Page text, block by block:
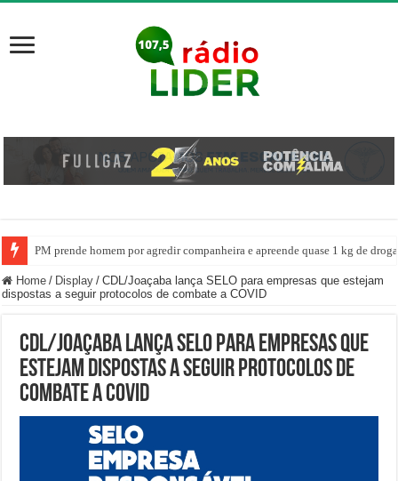
PM prende homem por agredir companheira e apreende quase 1 kg de
Mesa diretora da câmara de vereadores de Erval Velho, apresenta projeto
Home / Display / CDL/Joaçaba lança SELO para empresas que estejam
dispostas a seguir protocolos de combate a COVID
CDL/Joaçaba lança SELO para empresas que
estejam dispostas a seguir protocolos de
combate a COVID